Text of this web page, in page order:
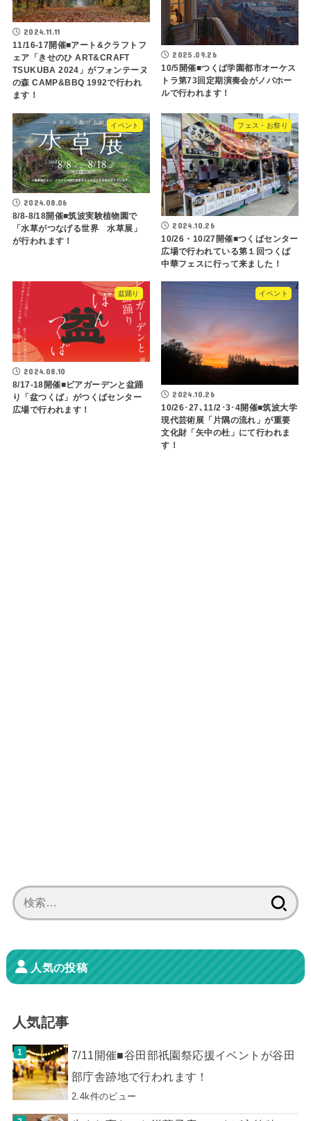
2024.11.11
11/16-17開催■アート&クラフトフ
ェア「きせのひ ART&CRAFT
TSUKUBA 2024」がフォンテーヌ
の森 CAMP&BBQ 1992で行われ
ます！
2025.09.26
10/5開催■つくば学園都市オーケス
トラ第73回定期演奏会がノバホー
ルで行われます！
イベント
2024.08.06
8/8-8/18開催■筑波実験植物園で
「水草がつなげる世界 水草展」
が行われます！
フェス・お祭り
2024.10.26
10/26・10/27開催■つくばセンター
広場で行われている第１回つくば
中華フェスに行って来ました！
盆踊り
2024.08.10
8/17-18開催■ビアガーデンと盆踊
り「盆つくば」がつくばセンター
広場で行われます！
イベント
2024.10.26
10/26･27､11/2･3･4開催■筑波大学
現代芸術展「片隅の流れ」が重要
文化財「矢中の杜」にて行われま
す！
索:
人気の投稿
人気記事
7/11開催■谷田部祇園祭応援イベントが谷田
部庁舎跡地で行われます！
2.4k件のビュー